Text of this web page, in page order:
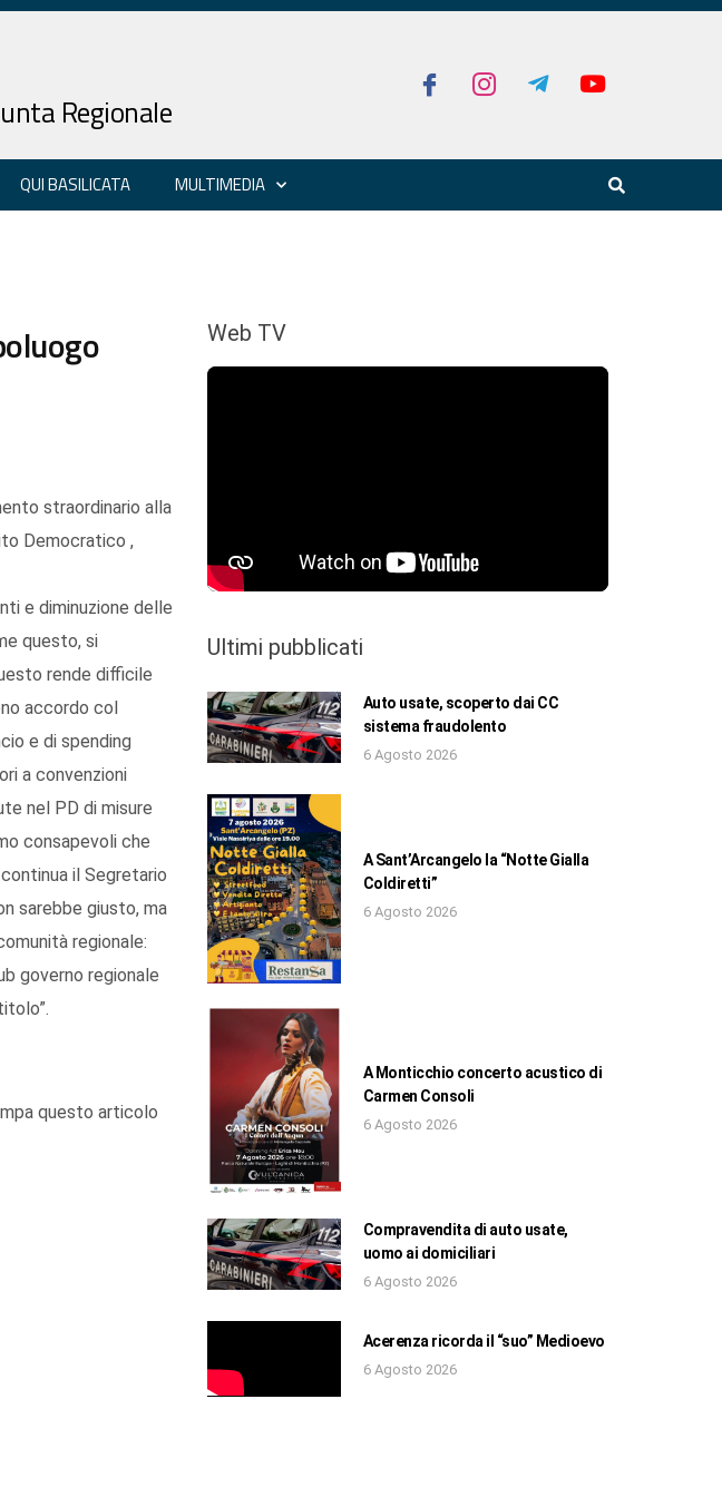
Regionale
QUI BASILICATA MULTIMEDIA
straordinario alla
Democratico ,
e diminuzione delle
questo, si
rende difficile
accordo col
e di spending
a convenzioni
nel PD di misure
consapevoli che
il Segretario
sarebbe giusto, ma
regionale:
governo regionale
questo articolo
Web TV
Ultimi pubblicati
Auto usate, scoperto dai CC
sistema fraudolento
6 Agosto 2026
A Sant’Arcangelo la “Notte Gialla
Coldiretti”
6 Agosto 2026
A Monticchio concerto acustico di
Carmen Consoli
6 Agosto 2026
Compravendita di auto usate,
uomo ai domiciliari
6 Agosto 2026
Acerenza ricorda il “suo” Medioevo
6 Agosto 2026